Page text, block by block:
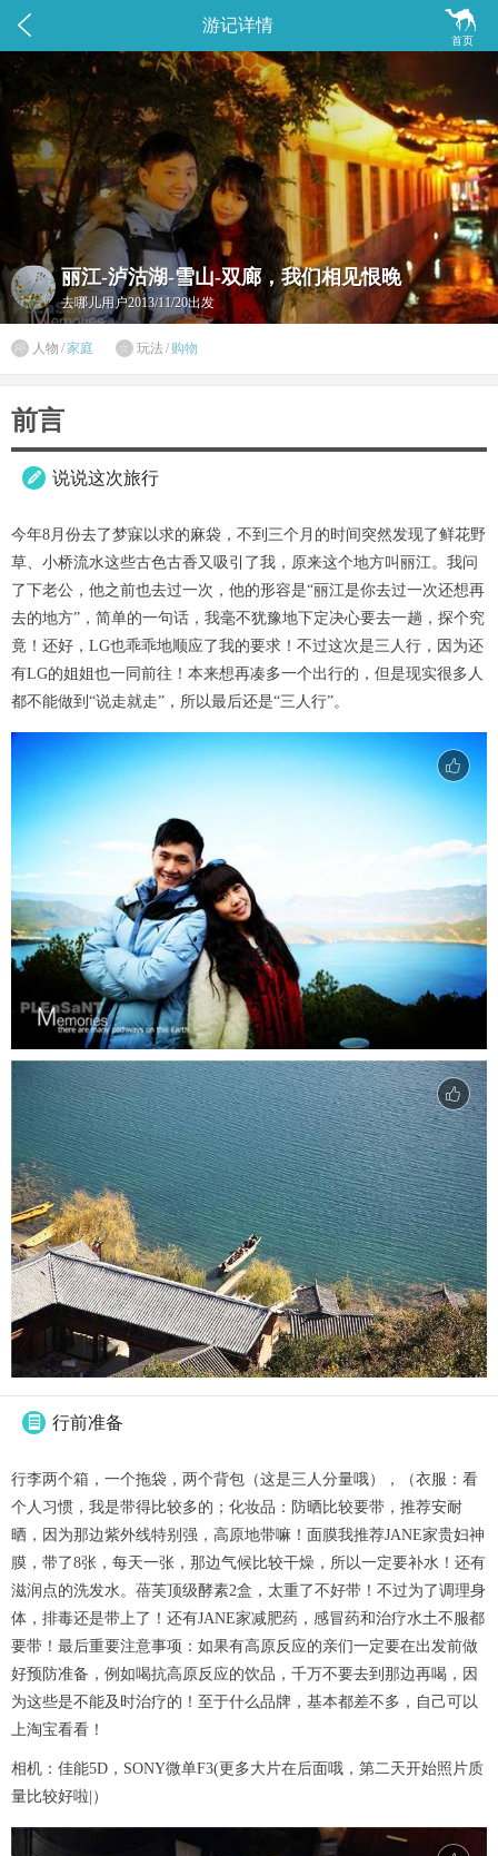
 
首页
游记详情
丽江-泸沽湖-雪山-双廊，我们相见恨晚
去哪儿用户2013/11/20出发
 人物 /家庭  玩法 / 购物
前言
 说说这次旅行
今年8月份去了梦寐以求的麻袋，不到三个月的时间突然发现了鲜花野
草、小桥流水这些古色古香又吸引了我，原来这个地方叫丽江。我问
了下老公，他之前也去过一次，他的形容是“丽江是你去过一次还想再
去的地方”，简单的一句话，我毫不犹豫地下定决心要去一趟，探个究
竟！还好，LG也乖乖地顺应了我的要求！不过这次是三人行，因为还
有LG的姐姐也一同前往！本来想再凑多一个出行的，但是现实很多人
都不能做到“说走就走”，所以最后还是“三人行”。
 行前准备
行李两个箱，一个拖袋，两个背包（这是三人分量哦），（衣服：看
个人习惯，我是带得比较多的；化妆品：防晒比较要带，推荐安耐
晒，因为那边紫外线特别强，高原地带嘛！面膜我推荐JANE家贵妇神
膜，带了8张，每天一张，那边气候比较干燥，所以一定要补水！还有
滋润点的洗发水。蓓芙顶级酵素2盒，太重了不好带！不过为了调理身
体，排毒还是带上了！还有JANE家减肥药，感冒药和治疗水土不服都
要带！最后重要注意事项：如果有高原反应的亲们一定要在出发前做
好预防准备，例如喝抗高原反应的饮品，千万不要去到那边再喝，因
为这些是不能及时治疗的！至于什么品牌，基本都差不多，自己可以
上淘宝看看！
相机：佳能5D，SONY微单F3(更多大片在后面哦，第二天开始照片质
量比较好啦|）